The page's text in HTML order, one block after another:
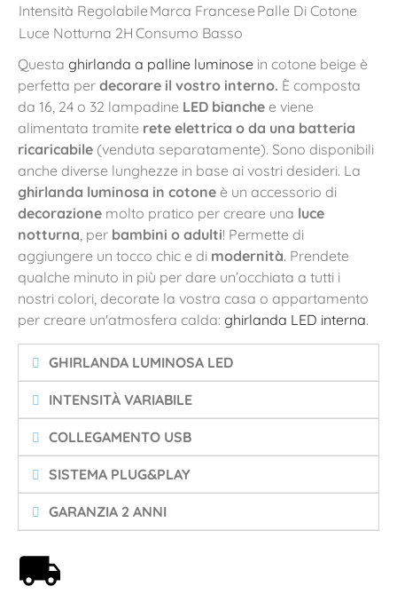
Intensità Regolabile Marca Francese Palle Di Cotone
Luce Notturna 2H Consumo Basso
Questa ghirlanda a palline luminose in cotone beige è
perfetta per decorare il vostro interno. È composta
da 16, 24 o 32 lampadine LED bianche e viene
alimentata tramite rete elettrica o da una batteria
ricaricabile (venduta separatamente). Sono disponibili
anche diverse lunghezze in base ai vostri desideri. La
ghirlanda luminosa in cotone è un accessorio di
decorazione molto pratico per creare una luce
notturna , per bambini o adulti! Permette di
aggiungere un tocco chic e di modernità. Prendete
qualche minuto in più per dare un’occhiata a tutti i
nostri colori, decorate la vostra casa o appartamento
per creare un'atmosfera calda: ghirlanda LED interna.
GHIRLANDA LUMINOSA LED
INTENSITÀ VARIABILE
COLLEGAMENTO USB
SISTEMA PLUG&PLAY
GARANZIA 2 ANNI